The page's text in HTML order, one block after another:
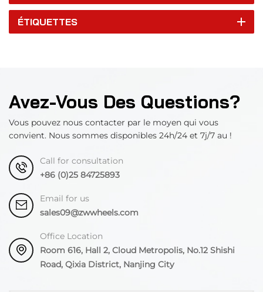
ÉTIQUETTES
Avez-Vous Des Questions?
Vous pouvez nous contacter par le moyen qui vous
convient. Nous sommes disponibles 24h/24 et 7j/7 au !
Call for consultation
+86 (0)25 84725893
Email for us
sales09@zwwheels.com
Office Location
Room 616, Hall 2, Cloud Metropolis, No.12 Shishi
Road, Qixia District, Nanjing City